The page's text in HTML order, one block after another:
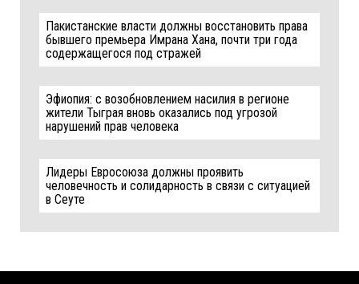
Пакистанские власти должны восстановить права
бывшего премьера Имрана Хана, почти три года
содержащегося под стражей
Эфиопия: с возобновлением насилия в регионе
жители Тыграя вновь оказались под угрозой
нарушений прав человека
Лидеры Евросоюза должны проявить
человечность и солидарность в связи с ситуацией
в Сеуте